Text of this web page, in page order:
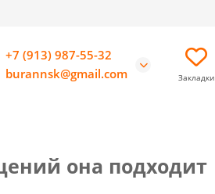
+7 (913) 987-55-32
burannsk@gmail.com
Закладки
она подходит